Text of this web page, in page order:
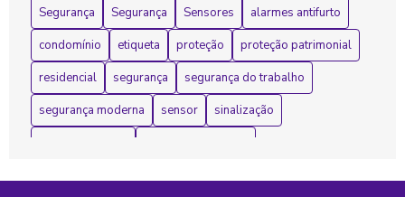
Adesivo refletivo personalizado transforma visibilidade e
segurança em projetos criativos
Adesivo Refletivo Personalizado: 7 Ideias Criativas para
Usar
Adesivo Refletivo Personalizado: Aumente a Visibilidade e
Segurança do Seu Negócio
Adesivo Resinado Personalizado: Como Criar Designs
Segurança
Segurança Sensores
alarmes antifurto
condomínio
etiqueta proteção
proteção patrimonial
residencial
segurança
segurança do trabalho
segurança moderna
sensor
sinalização